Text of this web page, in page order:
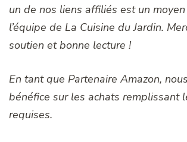
un de nos liens affiliés est un
l’équipe de La Cuisine du Jardin.
soutien et bonne lecture !
En tant que Partenaire Amazon,
bénéfice sur les achats remplissant
requises.